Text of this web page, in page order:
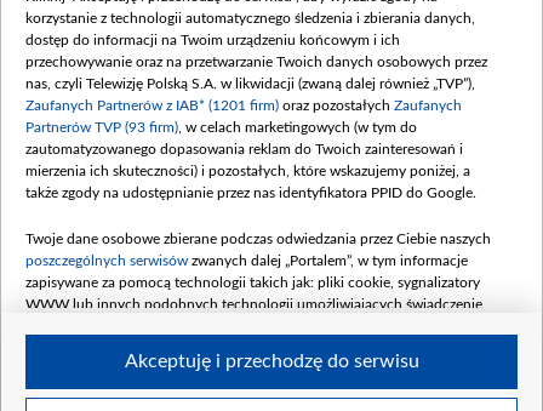
Procedura zgłoszeń wewnętrznych
korzystanie z technologii automatycznego śledzenia i zbierania danych,
dostęp do informacji na Twoim urządzeniu końcowym i ich
przechowywanie oraz na przetwarzanie Twoich danych osobowych przez
nas, czyli Telewizję Polską S.A. w likwidacji (zwaną dalej również „TVP”),
Zaufanych Partnerów z IAB* (1201 firm) oraz pozostałych Zaufanych
Partnerów TVP (93 firm) , w celach marketingowych (w tym do
zautomatyzowanego dopasowania reklam do Twoich zainteresowań i
mierzenia ich skuteczności) i pozostałych, które wskazujemy poniżej, a
także zgody na udostępnianie przez nas identyfikatora PPID do Google.
Twoje dane osobowe zbierane podczas odwiedzania przez Ciebie naszych
poszczególnych serwisów zwanych dalej „Portalem”, w tym informacje
zapisywane za pomocą technologii takich jak: pliki cookie, sygnalizatory
WWW lub innych podobnych technologii umożliwiających świadczenie
Akceptuję i przechodzę do serwisu